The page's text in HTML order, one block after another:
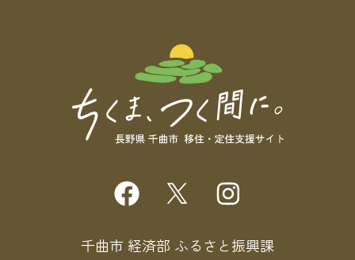
千曲市 経済部 ふるさと振興課